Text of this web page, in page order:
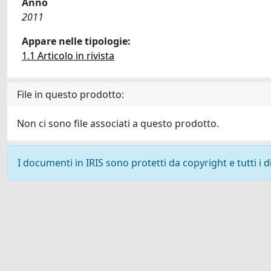
2011
Appare nelle tipologie:
1.1 Articolo in rivista
File in questo prodotto:
Non ci sono file associati a questo prodotto.
I documenti in IRIS sono protetti da copyright e tutti i